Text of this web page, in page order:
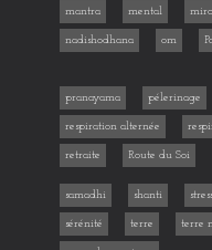
mantra mental
nadishodhana om
pranayama pélerinage
respiration alternée
retraite Route du Soi
samadhi shanti stress
sérénité terre terre